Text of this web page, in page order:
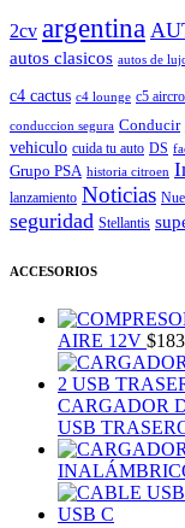
2cv argentina
autos clasicos autos de
c4 cactus c4 lounge c5
conduccion segura Conducir
vehiculo cuida tu auto DS
Grupo PSA historia citroen
lanzamiento Noticias
seguridad Stellantis
ACCESORIOS
AIRE 12V $
CARGADOR
USB